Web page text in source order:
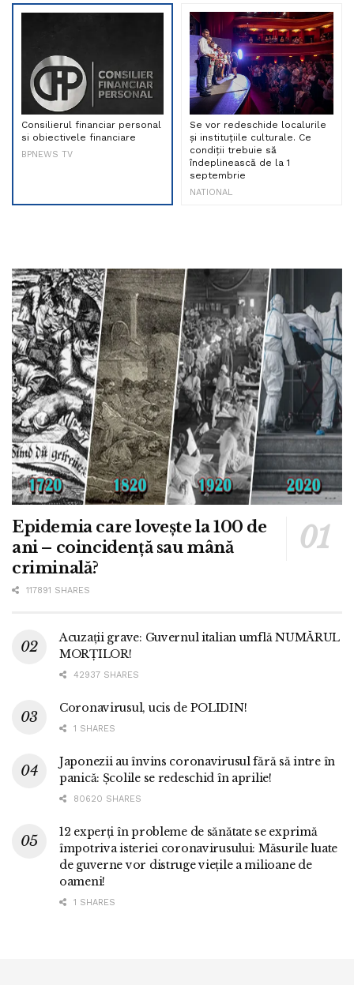
Consilierul financiar personal
si obiectivele financiare
BPNEWS TV
Se vor redeschide localurile
și instituțiile culturale. Ce
condiții trebuie să
îndeplinească de la 1
septembrie
NATIONAL
Epidemia care lovește la 100 de
ani – coincidență sau mână
criminală?
117891 SHARES
Acuzații grave: Guvernul italian umflă NUMĂRUL
MORȚILOR!
42937 SHARES
Coronavirusul, ucis de POLIDIN!
1 SHARES
Japonezii au învins coronavirusul fără să intre în
panică: Școlile se redeschid în aprilie!
80620 SHARES
12 experți în probleme de sănătate se exprimă
împotriva isteriei coronavirusului: Măsurile luate
de guverne vor distruge viețile a milioane de
oameni!
1 SHARES